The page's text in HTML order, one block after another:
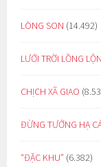
LÒNG SON (14.492)
LƯỚI TRỜI LỒNG
CHỊCH XÃ GIAO
ĐỪNG TƯỞNG HẠ
“ĐẶC KHU” (6.382)